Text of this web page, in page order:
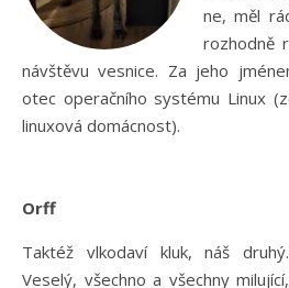
ne, měl
rozhodně
návštěvu vesnice. Za jeho
otec operačního systému Linux
linuxová domácnost).
Orff
Taktéž vlkodaví kluk, náš druhý.
Veselý, všechno a všechny milující,